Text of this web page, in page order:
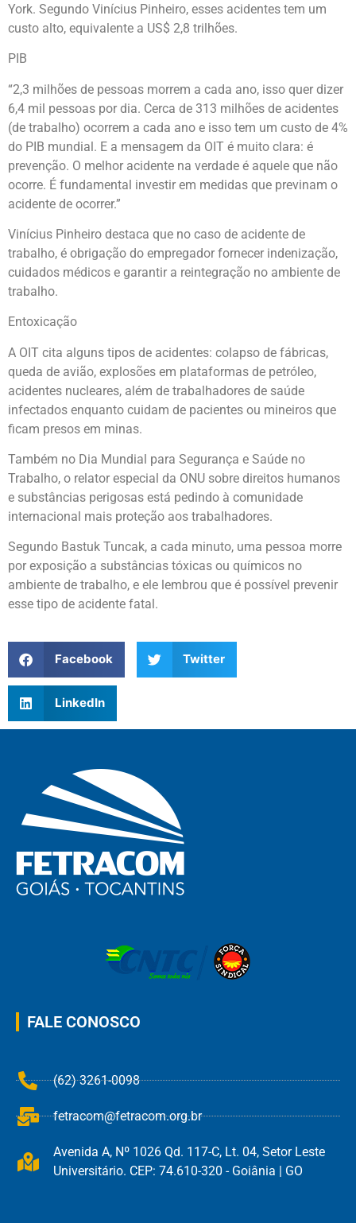
York. Segundo Vinícius Pinheiro, esses acidentes tem um
custo alto, equivalente a US$ 2,8 trilhões.
PIB
“2,3 milhões de pessoas morrem a cada ano, isso quer dizer
6,4 mil pessoas por dia. Cerca de 313 milhões de acidentes
(de trabalho) ocorrem a cada ano e isso tem um custo de 4%
do PIB mundial. E a mensagem da OIT é muito clara: é
prevenção. O melhor acidente na verdade é aquele que não
ocorre. É fundamental investir em medidas que previnam o
acidente de ocorrer.”
Vinícius Pinheiro destaca que no caso de acidente de
trabalho, é obrigação do empregador fornecer indenização,
cuidados médicos e garantir a reintegração no ambiente de
trabalho.
Entoxicação
A OIT cita alguns tipos de acidentes: colapso de fábricas,
queda de avião, explosões em plataformas de petróleo,
acidentes nucleares, além de trabalhadores de saúde
infectados enquanto cuidam de pacientes ou mineiros que
ficam presos em minas.
Também no Dia Mundial para Segurança e Saúde no
Trabalho, o relator especial da ONU sobre direitos humanos
e substâncias perigosas está pedindo à comunidade
internacional mais proteção aos trabalhadores.
Segundo Bastuk Tuncak, a cada minuto, uma pessoa morre
por exposição a substâncias tóxicas ou químicos no
ambiente de trabalho, e ele lembrou que é possível prevenir
esse tipo de acidente fatal.
Facebook Twitter
LinkedIn
FALE CONOSCO
(62) 3261-0098
fetracom@fetracom.org.br
Avenida A, Nº 1026 Qd. 117-C, Lt. 04, Setor Leste
Universitário. CEP: 74.610-320 - Goiânia | GO